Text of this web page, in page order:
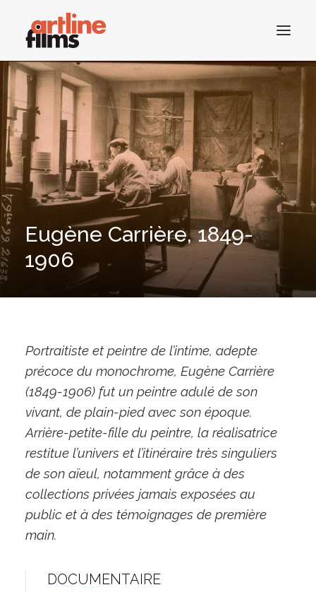
ACCUEIL
CATALOGUE
ACTUALITÉS
CONTACTS
RECHERCHE
Eugène Carrière, 1849-
1906
Portraitiste et peintre de l’intime, adepte
précoce du monochrome, Eugène Carrière
(1849-1906) fut un peintre adulé de son
vivant, de plain-pied avec son époque.
Arrière-petite-fille du peintre, la réalisatrice
restitue l’univers et l’itinéraire très singuliers
de son aïeul, notamment grâce à des
collections privées jamais exposées au
public et à des témoignages de première
main.
DOCUMENTAIRE